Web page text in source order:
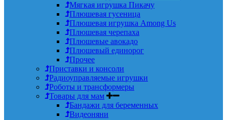
Мягкая игрушка Пикачу
Плюшевая гусеница
Плюшевая игрушка Among Us
Плюшевая черепаха
Плюшевые авокадо
Плюшевый единорог
Прочее
Приставки и консоли
Радиоуправляемые игрушки
Роботы и трансформеры
Товары для мам
Бандажи для беременных
Видеоняни